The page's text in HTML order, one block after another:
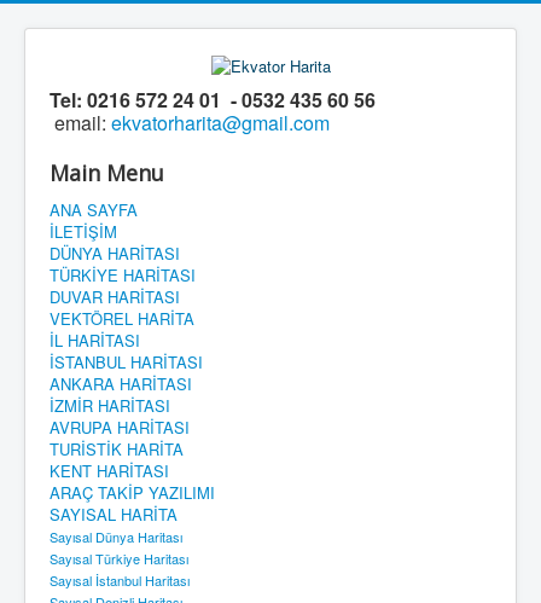
Tel: 0216 572 24 01 - 0532 435 60 56
email: ekvatorharita@gmail.com
Main Menu
ANA SAYFA
İLETİŞİM
DÜNYA HARİTASI
TÜRKİYE HARİTASI
DUVAR HARİTASI
VEKTÖREL HARİTA
İL HARİTASI
İSTANBUL HARİTASI
ANKARA HARİTASI
İZMİR HARİTASI
AVRUPA HARİTASI
TURİSTİK HARİTA
KENT HARİTASI
ARAÇ TAKİP YAZILIMI
SAYISAL HARİTA
Sayısal Dünya Haritası
Sayısal Türkiye Haritası
Sayısal İstanbul Haritası